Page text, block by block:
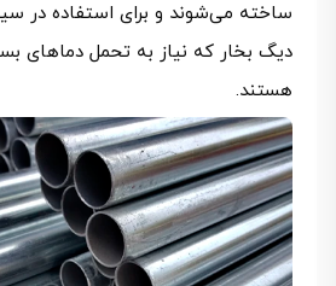
ساخته می‌شوند و برای استفاده در
دیگ بخار که نیاز به تحمل دماهای
هستند.